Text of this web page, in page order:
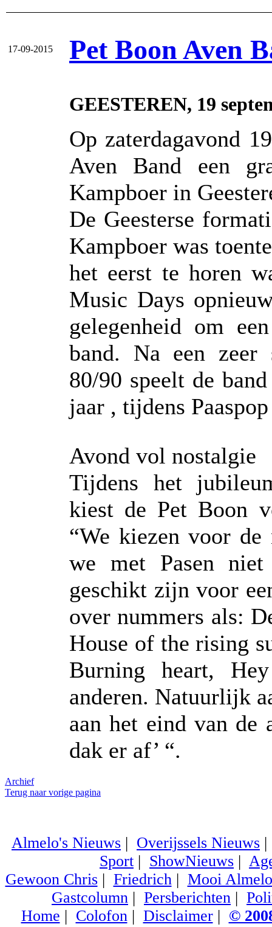
17-09-2015 Pet Boon Aven
GEESTEREN, 19
Op zaterdagavond
Aven Band een
Kampboer in
De Geesterse
Kampboer was
het eerst te horen
Music Days
gelegenheid om
band. Na een zeer
80/90 speelt de
jaar , tijdens
Avond vol nostalgie
Tijdens het
kiest de Pet Boon
“We kiezen voor de
we met Pasen
geschikt zijn voor
over nummers als:
House of the rising
Burning heart,
anderen. Natuurlijk
aan het eind van de
dak er af’ “.
Archief
Terug naar vorige pagina
Almelo's Nieuws | Overijssels Nieuws
Sport | ShowNieuws |
Gewoon Chris| Friedrich| Mooi Almelo
Gastcolumn | Persberichten |
Home | Colofon| Disclaimer| ©